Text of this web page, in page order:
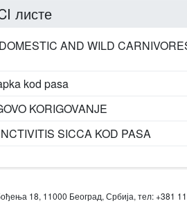
листе
AND WILD
kod pasa
KORIGOVANJE
SICCA KOD PASA
18, 11000 Београд, Србија, тел: +381